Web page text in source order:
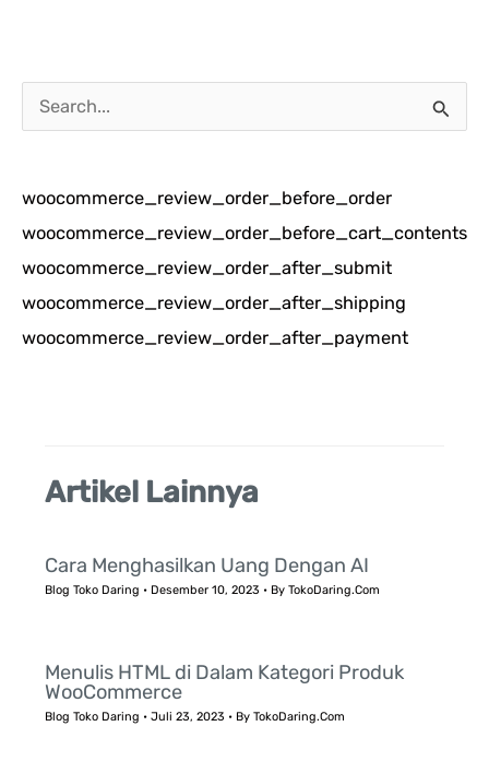
a
i
u
n
t
u
woocommerce_review_order_before_order
woocommerce_review_order_before_cart_contents
woocommerce_review_order_after_submit
woocommerce_review_order_after_shipping
woocommerce_review_order_after_payment
Artikel Lainnya
Cara Menghasilkan Uang Dengan AI
Blog Toko Daring • Desember 10, 2023 • ByTokoDaring.Com
Menulis HTML di Dalam Kategori Produk
WooCommerce
Blog Toko Daring •Juli 23, 2023 • ByTokoDaring.Com